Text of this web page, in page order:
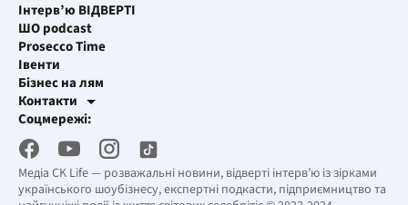
Медіа CK Life — розважальні новини, відверті інтерв’ю із зірками
українського шоубізнесу, експертні подкасти, підприємництво та
Інтерв’ю ВІДВЕРТІ
ШО podcast
Prosecco Time
Івенти
Бізнес на лям
Контакти
Рекламні інтеграції
Робоча пошта
Соцмережі: